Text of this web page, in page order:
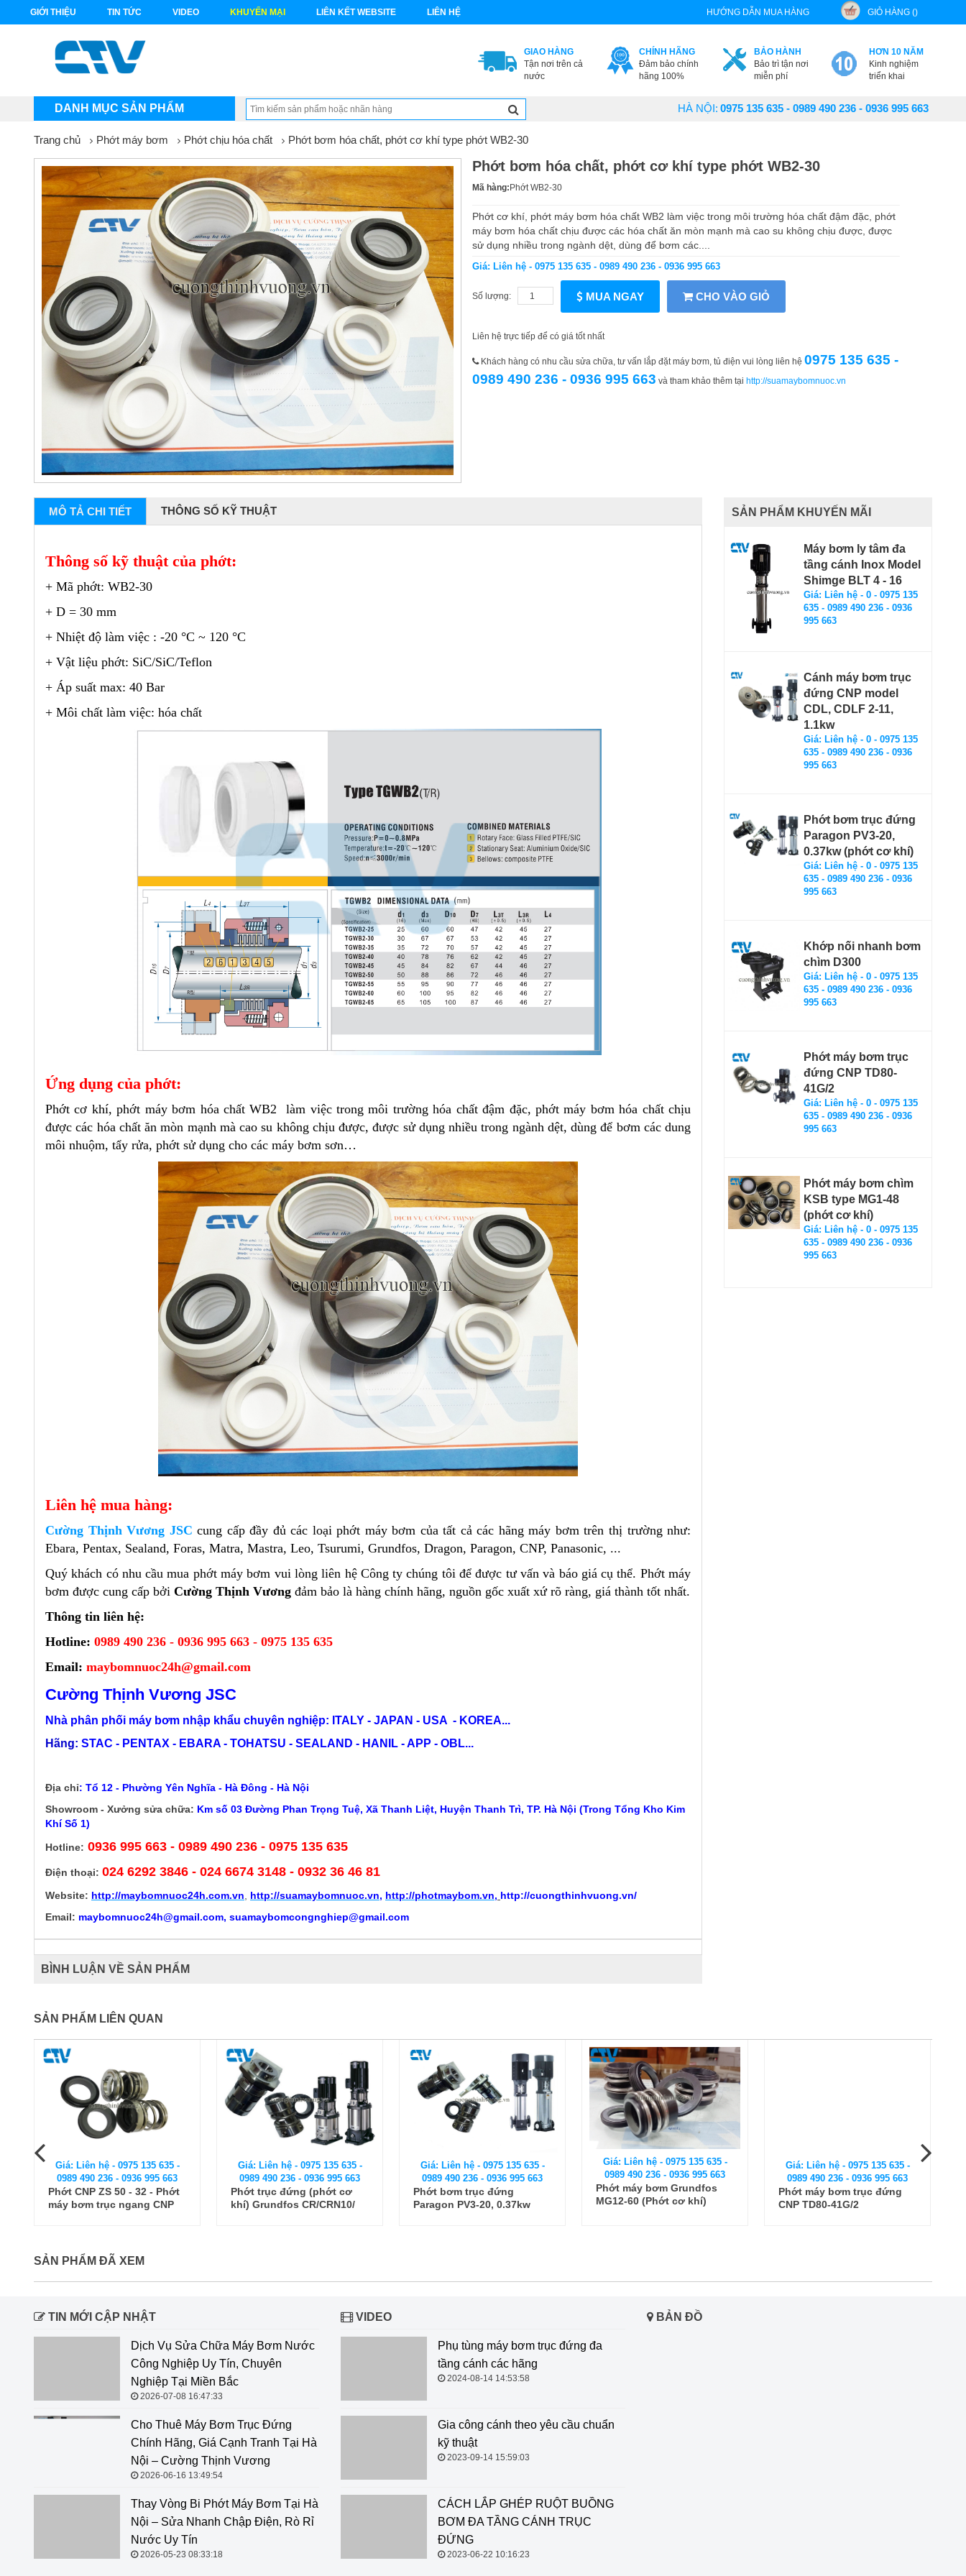
GIỚI THIỆU TIN TỨC VIDEO KHUYẾN MẠI LIÊN KẾT WEBSITE LIÊN HỆ HƯỚNG DẪN MUA HÀNG GIỎ HÀNG ()
GIAO HÀNG
Tận nơi trên cả
nước
CHÍNH HÃNG
Đảm bảo chính
hãng 100%
BẢO HÀNH
Bảo trì tận nơi
miễn phí
HƠN 10 NĂM
Kinh nghiệm
triển khai
DANH MỤC SẢN PHẨM HÀ NỘI: 0975 135 635 - 0989 490 236 - 0936 995 663
Trang chủ Phớt máy bơm Phớt chịu hóa chất Phớt bơm hóa chất, phớt cơ khí type phớt WB2-30
Phớt bơm hóa chất, phớt cơ khí type phớt WB2-30
Mã hàng: Phớt WB2-30
Phớt cơ khí, phớt máy bơm hóa chất WB2 làm việc trong môi trường hóa chất đậm đặc, phớt
máy bơm hóa chất chịu được các hóa chất ăn mòn mạnh mà cao su không chịu được, được
sử dụng nhiều trong ngành dệt, dùng để bơm các....
Giá: Liên hệ - 0975 135 635 - 0989 490 236 - 0936 995 663
Số lượng: MUA NGAY CHO VÀO GIỎ
Liên hệ trực tiếp để có giá tốt nhất
Khách hàng có nhu cầu sửa chữa, tư vấn lắp đặt máy bơm, tủ điện vui lòng liên hệ 0975 135 635 -
0989 490 236 - 0936 995 663 và tham khảo thêm tại http://suamaybomnuoc.vn
MÔ TẢ CHI TIẾT THÔNG SỐ KỸ THUẬT
Thông số kỹ thuật của phớt:
+ Mã phớt: WB2-30
+ D = 30 mm
+ Nhiệt độ làm việc : -20 °C ~ 120 °C
+ Vật liệu phớt: SiC/SiC/Teflon
+ Áp suất max: 40 Bar
+ Môi chất làm việc: hóa chất
Ứng dụng của phớt:
Phớt cơ khí, phớt máy bơm hóa chất WB2 làm việc trong môi trường hóa chất đậm đặc, phớt máy bơm hóa chất chịu
được các hóa chất ăn mòn mạnh mà cao su không chịu được, được sử dụng nhiều trong ngành dệt, dùng để bơm các dung
môi nhuộm, tẩy rửa, phớt sử dụng cho các máy bơm sơn…
Liên hệ mua hàng:
Cường Thịnh Vương JSC cung cấp đầy đủ các loại phớt máy bơm của tất cả các hãng máy bơm trên thị trường như:
Ebara, Pentax, Sealand, Foras, Matra, Mastra, Leo, Tsurumi, Grundfos, Dragon, Paragon, CNP, Panasonic, ...
Quý khách có nhu cầu mua phớt máy bơm vui lòng liên hệ Công ty chúng tôi để được tư vấn và báo giá cụ thể. Phớt máy
bơm được cung cấp bởi Cường Thịnh Vương đảm bảo là hàng chính hãng, nguồn gốc xuất xứ rõ ràng, giá thành tốt nhất.
Thông tin liên hệ:
Hotline: 0989 490 236 - 0936 995 663 - 0975 135 635
Email: maybomnuoc24h@gmail.com
Cường Thịnh Vương JSC
Nhà phân phối máy bơm nhập khẩu chuyên nghiệp: ITALY - JAPAN - USA - KOREA...
Hãng: STAC - PENTAX - EBARA - TOHATSU - SEALAND - HANIL - APP - OBL...
Địa chỉ: Tổ 12 - Phường Yên Nghĩa - Hà Đông - Hà Nội
Showroom - Xưởng sửa chữa: Km số 03 Đường Phan Trọng Tuệ, Xã Thanh Liệt, Huyện Thanh Trì, TP. Hà Nội (Trong Tổng Kho Kim
Khí Số 1)
Hotline: 0936 995 663 - 0989 490 236 - 0975 135 635
Điện thoại: 024 6292 3846 - 024 6674 3148 - 0932 36 46 81
Website: http://maybomnuoc24h.com.vn http://suamaybomnuoc.vn, http://photmaybom.vn, http://cuongthinhvuong.vn/
Email: maybomnuoc24h@gmail.com, suamaybomcongnghiep@gmail.com
BÌNH LUẬN VỀ SẢN PHẨM
SẢN PHẨM KHUYẾN MÃI
Máy bơm ly tâm đa
tầng cánh Inox Model
Shimge BLT 4 - 16
Giá: Liên hệ - 0 - 0975 135
635 - 0989 490 236 - 0936
995 663
Cánh máy bơm trục
đứng CNP model
CDL, CDLF 2-11,
1.1kw
Giá: Liên hệ - 0 - 0975 135
635 - 0989 490 236 - 0936
995 663
Phớt bơm trục đứng
Paragon PV3-20,
0.37kw (phớt cơ khí)
Giá: Liên hệ - 0 - 0975 135
635 - 0989 490 236 - 0936
995 663
Khớp nối nhanh bơm
chìm D300
Giá: Liên hệ - 0 - 0975 135
635 - 0989 490 236 - 0936
995 663
Phớt máy bơm trục
đứng CNP TD80-
41G/2
Giá: Liên hệ - 0 - 0975 135
635 - 0989 490 236 - 0936
995 663
Phớt máy bơm chìm
KSB type MG1-48
(phớt cơ khí)
Giá: Liên hệ - 0 - 0975 135
635 - 0989 490 236 - 0936
995 663
SẢN PHẨM LIÊN QUAN
Giá: Liên hệ - 0975 135 635 -
0989 490 236 - 0936 995 663
Phớt CNP ZS 50 - 32 - Phớt
máy bơm trục ngang CNP
Giá: Liên hệ - 0975 135 635 -
0989 490 236 - 0936 995 663
Phớt trục đứng (phớt cơ
khí) Grundfos CR/CRN10/
Giá: Liên hệ - 0975 135 635 -
0989 490 236 - 0936 995 663
Phớt bơm trục đứng
Paragon PV3-20, 0.37kw
Giá: Liên hệ - 0975 135 635 -
0989 490 236 - 0936 995 663
Phớt máy bơm Grundfos
MG12-60 (Phớt cơ khí)
Giá: Liên hệ - 0975 135 635 -
0989 490 236 - 0936 995 663
Phớt máy bơm trục đứng
CNP TD80-41G/2
SẢN PHẨM ĐÃ XEM
TIN MỚI CẬP NHẬT
Dịch Vụ Sửa Chữa Máy Bơm Nước Công Nghiệp Uy
Tín, Chuyên Nghiệp Tại Miền Bắc
Cho Thuê Máy Bơm Trục Đứng
Chính Hãng, Giá Cạnh Tranh Tại Hà
Nội – Cường Thịnh Vương
2026-06-16 13:49:54
Thay Vòng Bi Phớt Máy Bơm Tại Hà
Nội – Sửa Nhanh Chập Điện, Rò Rỉ
Nước Uy Tín
2026-05-23 08:33:18
VIDEO
Phụ tùng máy bơm trục đứng đa tầng cánh các hãng
Gia công cánh theo yêu cầu chuẩn kỹ thuật
CÁCH LẮP GHÉP RUỘT BUỒNG BƠM ĐA TẦNG
CÁNH TRỤC ĐỨNG
BẢN ĐỒ